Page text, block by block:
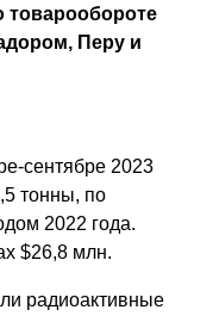
товарообороте
Перу и
сентябре 2023
тонны, по
2022 года.
$26,8 млн.
радиоактивные